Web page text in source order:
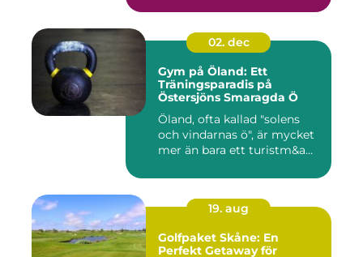
02. dec
Gym på Öland: Ett
Träningsparadis på
Östersjöns Smaragda Ö
Öland, ofta kallad "solens
och vindarnas ö", är mycket
mer än bara ett turistm&a...
19. aug
Golfpaket Skåne: En
Perfekt Getaway för